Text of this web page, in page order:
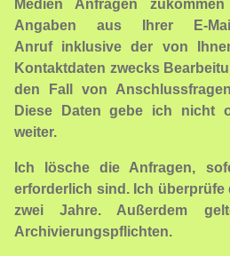
Medien Anfragen
Angaben aus Ihrer E-
Anruf inklusive der von
Kontaktdaten zwecks
den Fall von
Diese Daten gebe ich nicht
weiter.
Ich lösche die Anfragen,
erforderlich sind. Ich überprüfe
zwei Jahre. Außerdem
Archivierungspflichten.